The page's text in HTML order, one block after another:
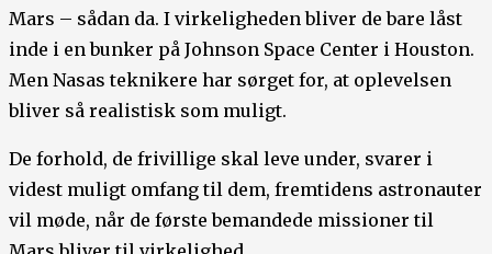
Mars – sådan da. I virkeligheden bliver de bare låst
inde i en bunker på Johnson Space Center i Houston.
Men Nasas teknikere har sørget for, at oplevelsen
bliver så realistisk som muligt.
De forhold, de frivillige skal leve under, svarer i
videst muligt omfang til dem, fremtidens astronauter
vil møde, når de første bemandede missioner til